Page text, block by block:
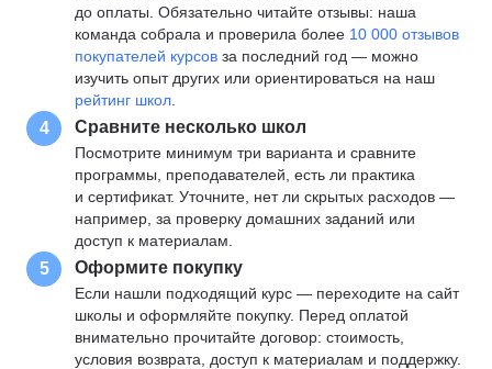
до оплаты. Обязательно читайте отзывы: наша
команда собрала и проверила более 10 000 отзывов
покупателей курсов за последний год — можно
изучить опыт других или ориентироваться на наш
рейтинг школ
4 Сравните несколько школ
Посмотрите минимум три варианта и сравните
программы, преподавателей, есть ли практика
и сертификат. Уточните, нет ли скрытых расходов —
например, за проверку домашних заданий или
доступ к материалам.
5 Оформите покупку
Если нашли подходящий курс — переходите на сайт
школы и оформляйте покупку. Перед оплатой
внимательно прочитайте договор: стоимость,
условия возврата, доступ к материалам и поддержку.